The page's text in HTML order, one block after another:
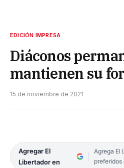
EDICIÓN IMPRESA
Diáconos
mantienen su
15 de noviembre de 2021
Agregar El
Libertador en
Agrega El
preferidos